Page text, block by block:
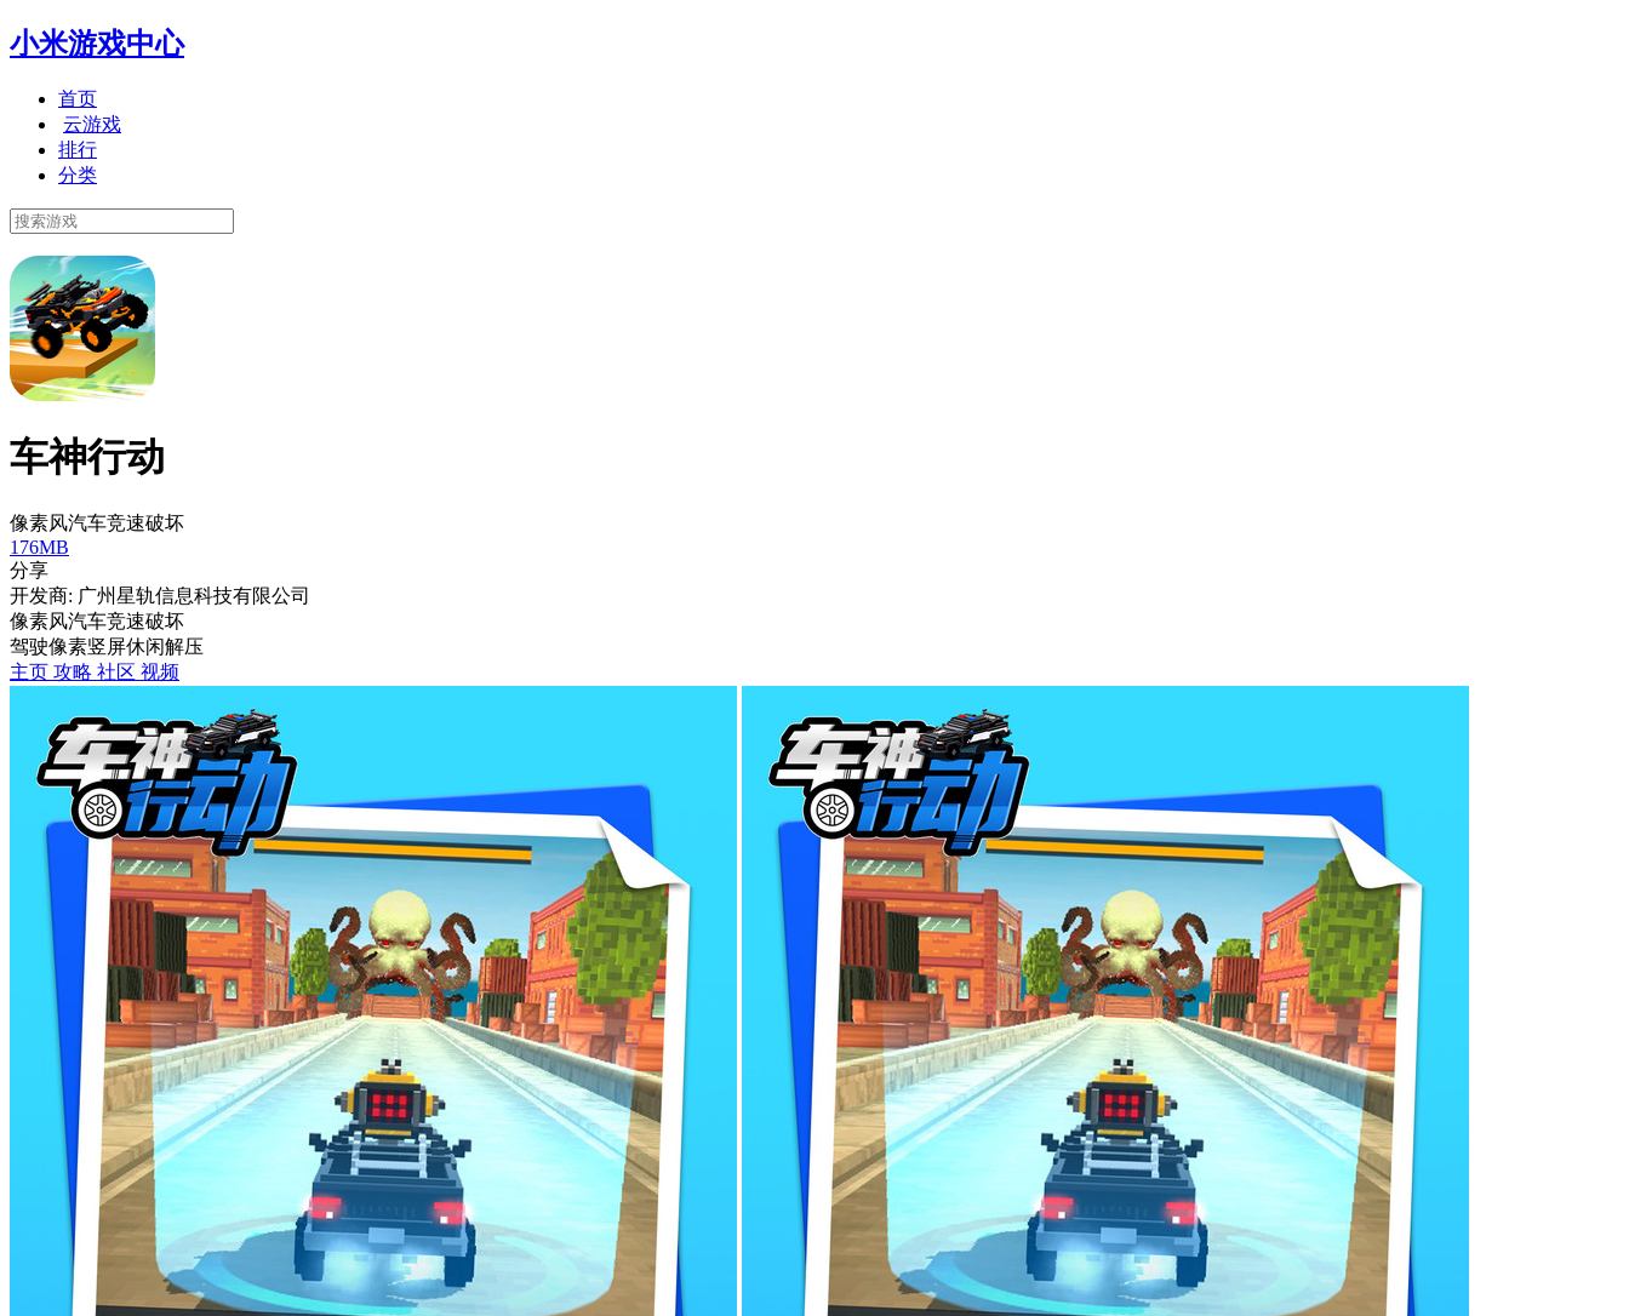
小米游戏中心
首页
云游戏
排行
分类
车神行动
像素风汽车竞速破坏
176MB
分享
开发商: 广州星轨信息科技有限公司
像素风汽车竞速破坏
驾驶像素竖屏休闲解压
主页 攻略 社区 视频